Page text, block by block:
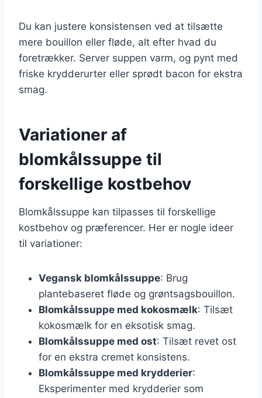
Du kan justere konsistensen ved at tilsætte
mere bouillon eller fløde, alt efter hvad du
foretrækker. Server suppen varm, og pynt med
friske krydderurter eller sprødt bacon for ekstra
smag.
Variationer af
blomkålssuppe til
forskellige kostbehov
Blomkålssuppe kan tilpasses til forskellige
kostbehov og præferencer. Her er nogle ideer
til variationer:
Vegansk blomkålssuppe: Brug
plantebaseret fløde og grøntsagsbouillon.
Blomkålssuppe med kokosmælk: Tilsæt
kokosmælk for en eksotisk smag.
Blomkålssuppe med ost: Tilsæt revet ost
for en ekstra cremet konsistens.
Blomkålssuppe med krydderier:
Eksperimenter med krydderier som